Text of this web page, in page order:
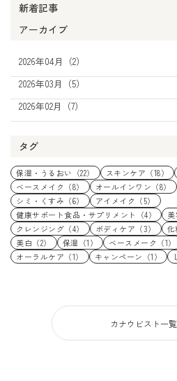
新着記事
アーカイブ
2026年04月（2）
2026年03月（5）
2026年02月（7）
タグ
保湿・うるおい（22） スキンケア（18）
ベースメイク（8）
オールインワン（8）
シミ・くすみ（6）
アイメイク（5）
健康サポート食品・サプリメント（4）
クレンジング（4）
ボディケア（3） 化
美白（2）
保湿（1） ベースメーク（1）
オーラルケア（1）
キャンペーン（1）